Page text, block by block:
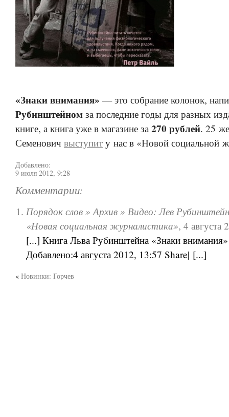
«Знаки внимания» — это собрание колонок,
Рубинштейном за последние годы для разных
книге, а книга уже в магазине за 270 рублей. 25
Семенович выступит у нас в «Новой социальной
Добавлено:
9 июля 2012, 9:28
Комментарии:
Порядок слов » Архив » Видео: Лев
«Новая социальная журналистика»,4 августа
[...] Книга Льва Рубинштейна «Знаки внимания»
Добавлено:4 августа 2012, 13:57 Share| [...]
« Новинки: Горчев